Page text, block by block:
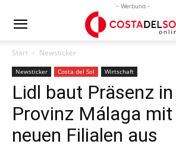
- Werbung -
Start Newsticker
Newsticker Costa del Sol Wirtschaft
Lidl baut Präsenz
Provinz Málaga mit
neuen Filialen aus